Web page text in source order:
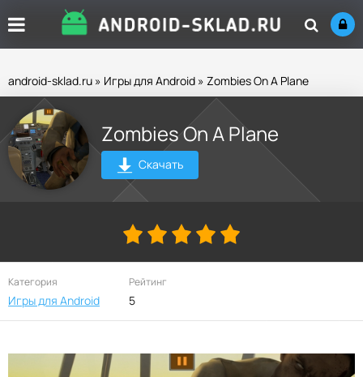
android-sklad.ru » Игры для Android » Zombies On A Plane
Zombies On A Plane
Скачать
Категория
Игры для Android
Рейтинг
5